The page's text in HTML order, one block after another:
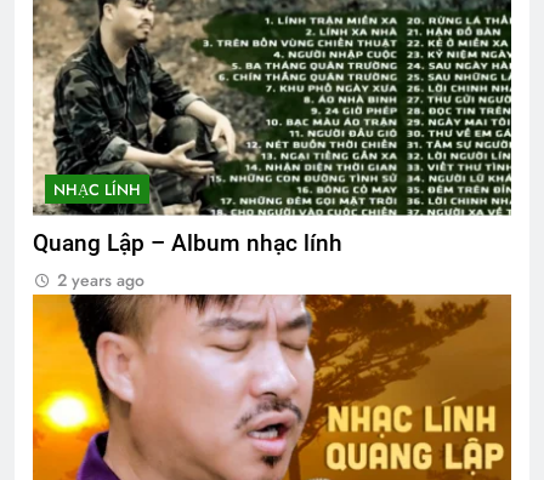
NHẠC LÍNH
Quang Lập – Album nhạc lính
2 years ago